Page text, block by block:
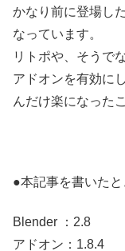
かなり前に登場し
なっています。
リトポや、そうで
アドオンを有効に
んだけ楽になった
●本記事を書いたと
Blender ：2.8
アドオン：1.8.4